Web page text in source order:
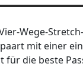
Wege-
mit einer
für die beste